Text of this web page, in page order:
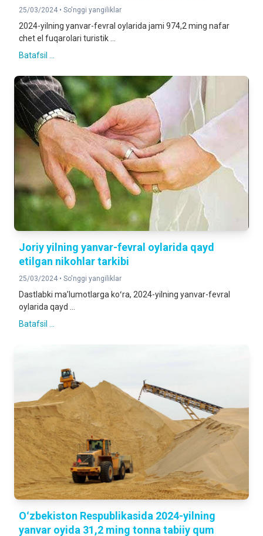
25/03/2024 • So'nggi yangiliklar
2024-yilning yanvar-fevral oylarida jami 974,2 ming nafar
chet el fuqarolari turistik ...
Batafsil ...
Joriy yilning yanvar-fevral oylarida qayd
etilgan nikohlar tarkibi
25/03/2024 • So'nggi yangiliklar
Dastlabki maʼlumotlarga koʻra, 2024-yilning yanvar-fevral
oylarida qayd ...
Batafsil ...
Oʻzbekiston Respublikasida 2024-yilning
yanvar oyida 31,2 ming tonna tabiiy qum